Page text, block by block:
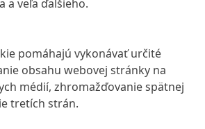
a veľa ďalšieho.
pomáhajú vykonávať určité
obsahu webovej stránky na
médií, zhromažďovanie spätnej
tretích strán.